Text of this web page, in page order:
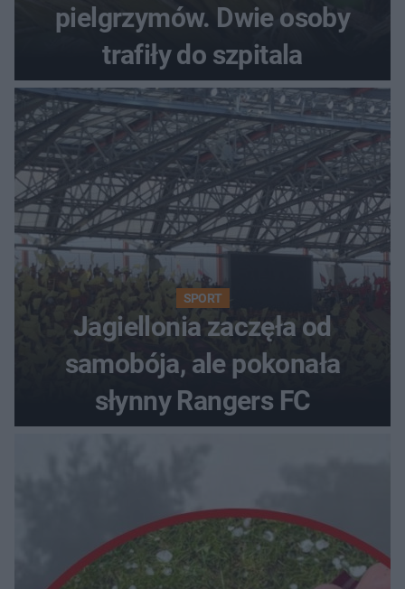
pielgrzymów. Dwie osoby
trafiły do szpitala
SPORT
Jagiellonia zaczęła od
samobója, ale pokonała
słynny Rangers FC